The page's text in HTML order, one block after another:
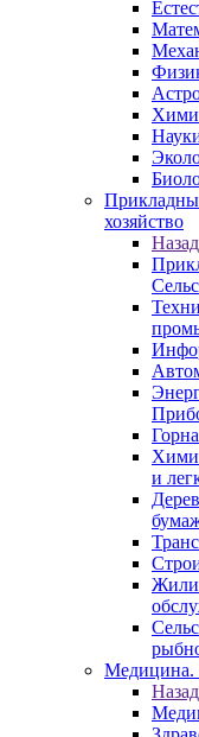
хозяйство
Назад
и
Медицина.
Назад